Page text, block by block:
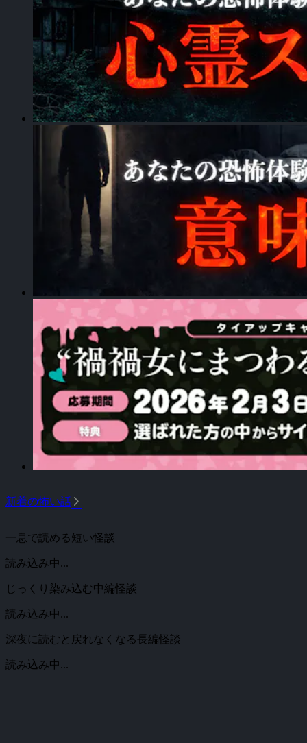
新着の怖い話 arrow_forward_ios
一息で読める短い怪談
読み込み中...
じっくり染み込む中編怪談
読み込み中...
深夜に読むと戻れなくなる長編怪談
読み込み中...